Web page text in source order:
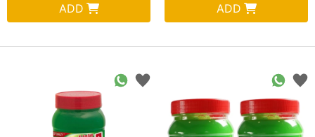
ADD
ADD